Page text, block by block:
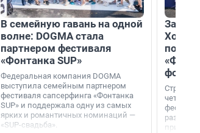
В семейную гавань на одной
волне: DOGMA стала
партнером фестиваля
«Фонтанка SUP»
Федеральная компания DOGMA
выступила семейным партнером
фестиваля сапсерфинга «Фонтанка
SUP» и поддержала одну из самых
ярких и романтичных номинаций —
«SUP-свадьба».
раз